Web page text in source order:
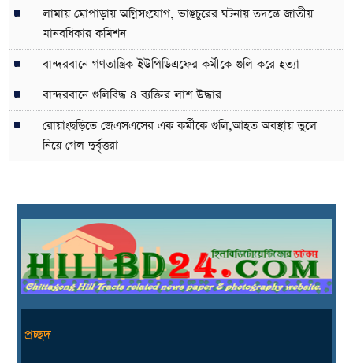
লামায় ম্রোপাড়ায় অগ্নিসংযোগ, ভাঙচুরের ঘটনায় তদন্তে জাতীয়
মানবধিকার কমিশন
বান্দরবানে গণতান্ত্রিক ইউপিডিএফের কর্মীকে গুলি করে হত্যা
বান্দরবানে গুলিবিদ্ধ ৪ ব্যক্তির লাশ উদ্ধার
রোয়াংছড়িতে জেএসএসের এক কর্মীকে গুলি,আহত অবস্থায় তুলে
নিয়ে গেল দুর্বৃত্তরা
প্রচ্ছদ